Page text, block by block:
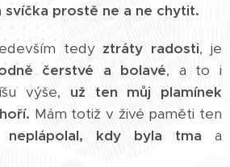
prostě ne a ne chytit.
tedy ztráty radosti, je
čerstvé a bolavé, a to i
výše, už ten můj plamínek
Mám totiž v živé paměti ten
neplápolal, kdy byla tma a